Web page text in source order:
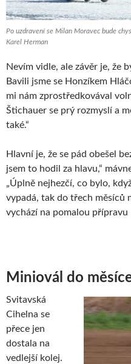
Po uzdravení se Milan Moravec bude
Karel Herman
Nevím vidle, ale závěr je, že
Bavili jsme se Honzíkem
mi nám zprostředkovával
Štichauer se prý rozmyslí a
také.“
Hlavní je, že se pád obešel
jsem to hodil za hlavu,“
„Úplně nejhezčí, co bylo,
vypadá, tak do třech měsíců
vychází na pomalou přípravu
Miniovál do
Svitavská
Cihelna se
přece jen
dostala na
vedlejší kolej.